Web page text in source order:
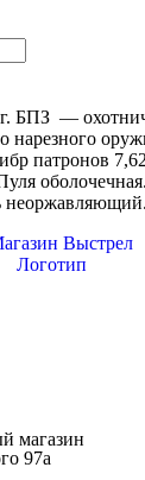
БПЗ —
нарезного
патронов
неоржавляющий.
магазин
97а